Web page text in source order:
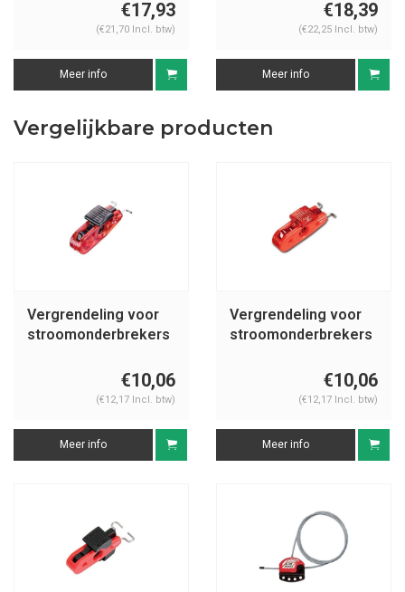
Stroomonderbrekers
149514, 149515
€17,93
(€21,70 Incl. btw)
Meer info
€18,39
(€22,25 Incl. btw)
Meer info
Vergelijkbare producten
Vergrendeling voor
stroomonderbrekers
€10,06
(€12,17 Incl. btw)
Meer info
Vergrendeling voor
stroomonderbrekers
€10,06
(€12,17 Incl. btw)
Meer info